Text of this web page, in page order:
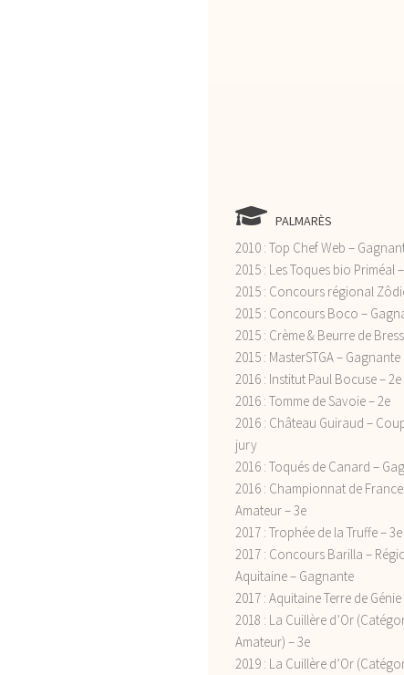
PALMARÈS
2010 : Top Chef Web –
2015 : Les Toques bio Priméal
2015 : Concours régional
2015 : Concours Boco –
2015 : Crème & Beurre de
2015 : MasterSTGA – Gagnante
2016 : Institut Paul Bocuse – 2e
2016 : Tomme de Savoie – 2e
2016 : Château Guiraud –
jury
2016 : Toqués de Canard –
2016 : Championnat de
Amateur – 3e
2017 : Trophée de la Truffe – 3e
2017 : Concours Barilla –
Aquitaine – Gagnante
2017 : Aquitaine Terre de
2018 : La Cuillère d’Or
Amateur) – 3e
2019 : La Cuillère d’Or